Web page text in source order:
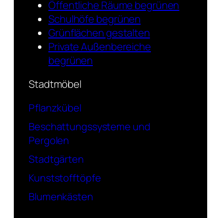
Öffentliche Räume begrünen
Schulhöfe begrünen
Grünflächen gestalten
Private Außenbereiche
begrünen
Stadtmöbel
Pflanzkübel
Beschattungssysteme und
Pergolen
Stadtgärten
Kunststofftöpfe
Blumenkästen